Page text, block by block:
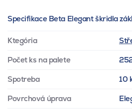
Specifikace Beta Elegant škridla
Ktegória
Počet ks na palete
Spotreba 10
Povrchová úprava